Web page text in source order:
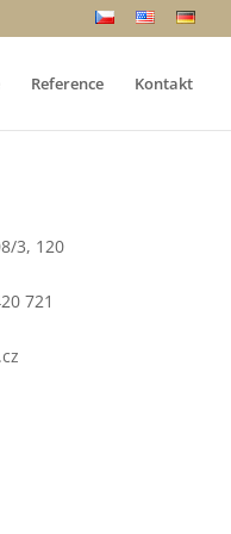
Reference Kontakt
3, 120
721